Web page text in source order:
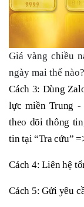
Giá vàng chiều
ngày mai thế
Cách 3: Dùng
lực miền Trung -
theo dõi thông
tin tại “Tra cứu”
Cách 4: Liên hệ
Cách 5: Gửi yêu